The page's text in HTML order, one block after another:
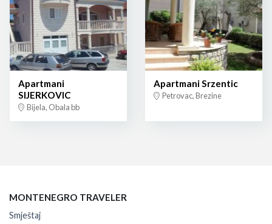
Apartmani
SIJERKOVIC
Bijela, Obala bb
Apartmani Srzentic
Petrovac, Brezine
MONTENEGRO TRAVELER
Smještaj